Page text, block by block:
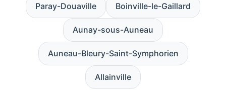
Paray-Douaville Boinville-le-Gaillard
Aunay-sous-Auneau
Auneau-Bleury-Saint-Symphorien
Allainville